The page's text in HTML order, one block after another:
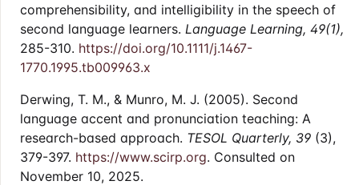
comprehensibility, and intelligibility in the speech of
second language learners. Language Learning, 49(1),
285-310. https://doi.org/10.1111/j.1467-
1770.1995.tb009963.x
Derwing, T. M., & Munro, M. J. (2005). Second
language accent and pronunciation teaching: A
research-based approach. TESOL Quarterly, 39 (3),
379-397. https://www.scirp.org. Consulted on
November 10, 2025.